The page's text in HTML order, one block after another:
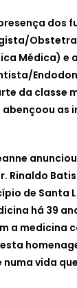
dos
Médica) e
da classe
as
Rinaldo
de Santa
há 39
a medicina
vida